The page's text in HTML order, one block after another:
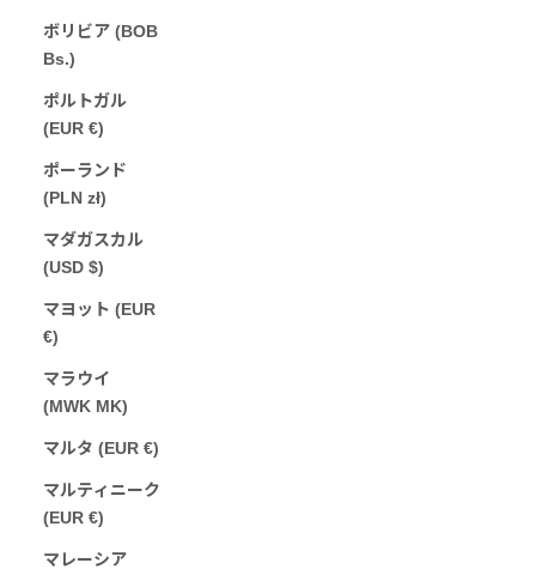
ボリビア (BOB
Bs.)
ポルトガル
(EUR €)
ポーランド
(PLN zł)
マダガスカル
(USD $)
マヨット (EUR
€)
マラウイ
(MWK MK)
マルタ (EUR €)
マルティニーク
(EUR €)
マレーシア